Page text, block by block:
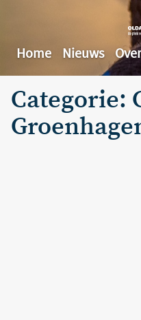
Home Nieuws
Categorie: